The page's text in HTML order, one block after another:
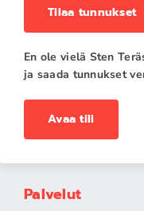
Tilaa tunnukset
En ole vielä Sten
ja saada tunnukset
Avaa tili
Palvelut